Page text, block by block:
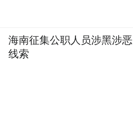
海南征集公职人员涉黑涉恶
线索